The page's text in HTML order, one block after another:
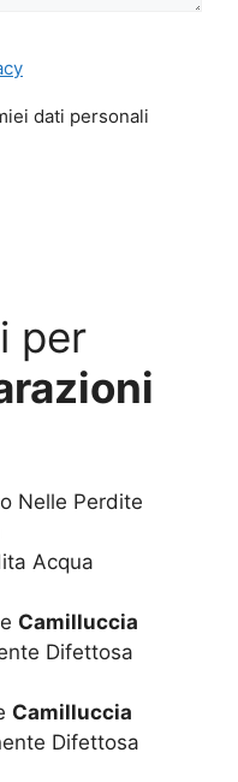
dati personali
per
Nelle Perdite
Acqua
Camilluccia
Difettosa
Camilluccia
Difettosa